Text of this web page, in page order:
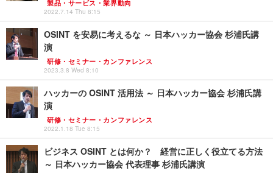
製品・サービス・業界動向
2022.7.14 Thu 8:15
OSINT を安易に考えるな ～ 日本ハッカー協会 杉浦氏講
演
研修・セミナー・カンファレンス
2023.3.8 Wed 8:10
ハッカーの OSINT 活用法 ～ 日本ハッカー協会 杉浦氏講
演
研修・セミナー・カンファレンス
2022.1.18 Tue 8:15
ビジネス OSINT とは何か？ 経営に正しく役立てる方法
～ 日本ハッカー協会 代表理事 杉浦氏講演